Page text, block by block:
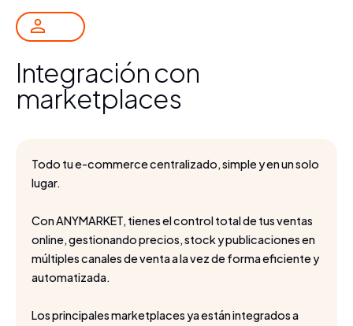
Integración con
marketplaces
Todo tu e-commerce centralizado, simple y en un solo
lugar.
Con ANYMARKET, tienes el control total de tus ventas
online, gestionando precios, stock y publicaciones en
múltiples canales de venta a la vez de forma eficiente y
automatizada.
Los principales marketplaces ya están integrados a